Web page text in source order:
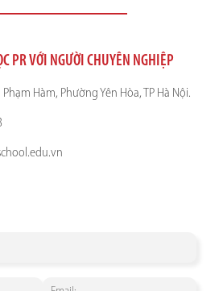
PR VỚI NGƯỜI CHUYÊN NGHIỆP
Phạm Hàm, Phường Yên Hòa, TP Hà Nội.